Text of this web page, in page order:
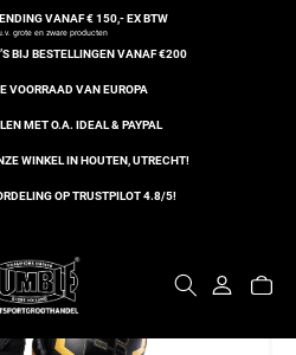
VANAF € 150,- EX BTW
grote en zware producten
BIJ BESTELLINGEN VANAF €200
VOORRAAD VAN EUROPA
MET O.A. IDEAL & PAYPAL
WINKEL IN HOUTEN, UTRECHT!
OP TRUSTPILOT 4.8/5!